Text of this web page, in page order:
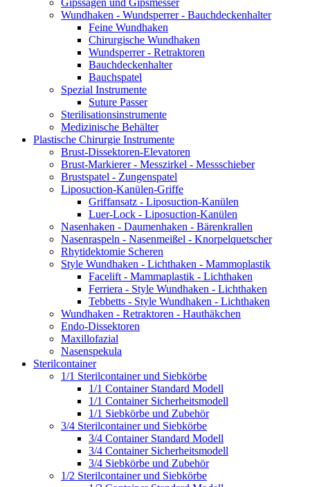
Gipssägen und Gipsmesser
Wundhaken - Wundsperrer - Bauchdeckenhalter
Feine Wundhaken
Chirurgische Wundhaken
Wundsperrer - Retraktoren
Bauchdeckenhalter
Bauchspatel
Spezial Instrumente
Suture Passer
Sterilisationsinstrumente
Medizinische Behälter
Plastische Chirurgie Instrumente
Brust-Dissektoren-Elevatoren
Brust-Markierer - Messzirkel - Messschieber
Brustspatel - Zungenspatel
Liposuction-Kanülen-Griffe
Griffansatz - Liposuction-Kanülen
Luer-Lock - Liposuction-Kanülen
Nasenhaken - Daumenhaken - Bärenkrallen
Nasenraspeln - Nasenmeißel - Knorpelquetscher
Rhytidektomie Scheren
Style Wundhaken - Lichthaken - Mammoplastik
Facelift - Mammaplastik - Lichthaken
Ferriera - Style Wundhaken - Lichthaken
Tebbetts - Style Wundhaken - Lichthaken
Wundhaken - Retraktoren - Hauthäkchen
Endo-Dissektoren
Maxillofazial
Nasenspekula
Sterilcontainer
1/1 Sterilcontainer und Siebkörbe
1/1 Container Standard Modell
1/1 Container Sicherheitsmodell
1/1 Siebkörbe und Zubehör
3/4 Sterilcontainer und Siebkörbe
3/4 Container Standard Modell
3/4 Container Sicherheitsmodell
3/4 Siebkörbe und Zubehör
1/2 Sterilcontainer und Siebkörbe